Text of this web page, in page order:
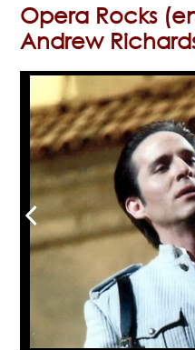
Opera Rocks
Andrew
arrow_back_ios